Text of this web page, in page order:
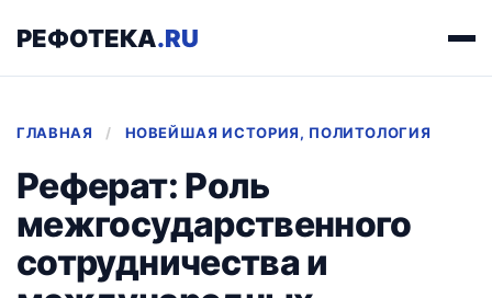
РЕФОТЕКА.RU
ГЛАВНАЯ / НОВЕЙШАЯ ИСТОРИЯ, ПОЛИТОЛОГИЯ
Реферат: Роль
межгосударственного
сотрудничества и